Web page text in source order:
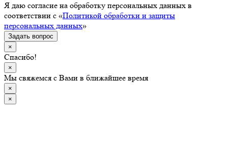
Я даю согласие на обработку персональных данных в
соответствии с «Политикой обработки и защиты
персональных данных»
Задать вопрос
×
Спасибо!
×
Мы свяжемся с Вами в ближайшее время
×
×